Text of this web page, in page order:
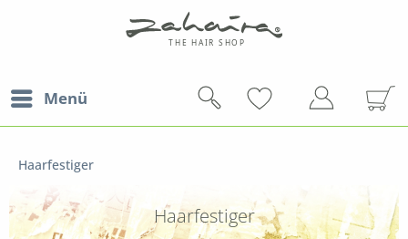
Menü
Haarfestiger
Haarfestiger